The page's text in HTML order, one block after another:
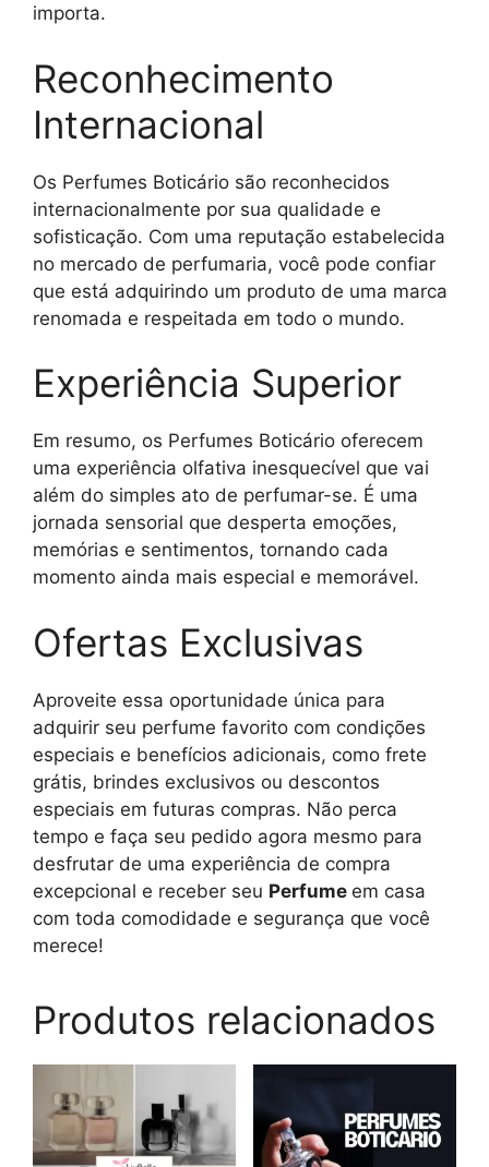
importa.
Reconhecimento
Internacional
Os Perfumes Boticário são reconhecidos
internacionalmente por sua qualidade e
sofisticação. Com uma reputação estabelecida
no mercado de perfumaria, você pode confiar
que está adquirindo um produto de uma marca
renomada e respeitada em todo o mundo.
Experiência Superior
Em resumo, os Perfumes Boticário oferecem
uma experiência olfativa inesquecível que vai
além do simples ato de perfumar-se. É uma
jornada sensorial que desperta emoções,
memórias e sentimentos, tornando cada
momento ainda mais especial e memorável.
Ofertas Exclusivas
Aproveite essa oportunidade única para
adquirir seu perfume favorito com condições
especiais e benefícios adicionais, como frete
grátis, brindes exclusivos ou descontos
especiais em futuras compras. Não perca
tempo e faça seu pedido agora mesmo para
desfrutar de uma experiência de compra
excepcional e receber seu Perfume em casa
com toda comodidade e segurança que você
merece!
Produtos relacionados